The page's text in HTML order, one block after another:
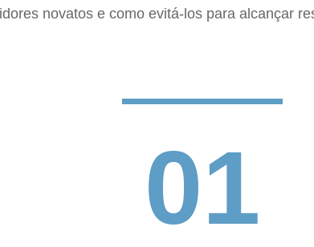
novatos e como evitá-los para alcançar
01